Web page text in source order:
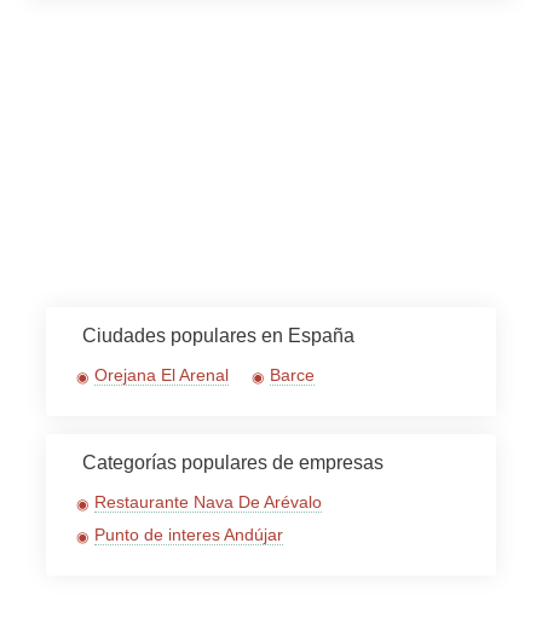
Ciudades populares en España
Orejana El Arenal Barce
Categorías populares de empresas
Restaurante Nava De Arévalo
Punto de interes Andújar